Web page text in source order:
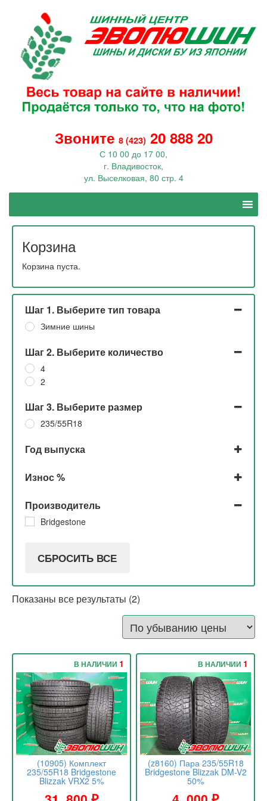
Звоните 8 (423) 20 888 20
С 10 00 до 17 00,
г. Владивосток,
ул. Выселковая, 80 стр. 4
Корзина
Корзина пуста.
Шаг 1. Выберите тип товара
Зимние шины
Шаг 2. Выберите количество
4
2
Шаг 3. Выберите размер
235/55R18
Год выпуска
2015
Износ %
5%
Производитель
Bridgestone
СБРОСИТЬ ВСЕ
Показаны все результаты (2)
(10905) Комплект
235/55R18 Bridgestone
Blizzak VRX2 5%
В НАЛИЧИИ 1
(z8160) Пара 235/55R18
Bridgestone Blizzak DM-V2
50%
В НАЛИЧИИ 1